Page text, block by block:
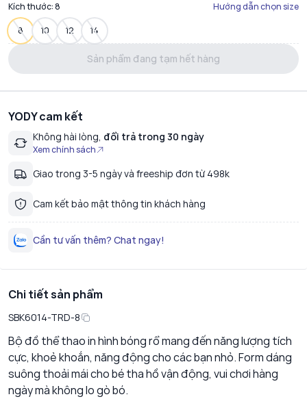
Kích thước:8 Hướng dẫn chọn size
8 10 12 14
Sản phẩm đang tạm hết hàng
YODY cam kết
Không hài lòng, đổi trả trong 30 ngày
Xem chính sách
Giao trong 3-5 ngày và freeship đơn từ 498k
Cam kết bảo mật thông tin khách hàng
Cần tư vấn thêm? Chat ngay!
Chi tiết sản phẩm
SBK6014-TRD-8
Bộ đồ thể thao in hình bóng rổ mang đến năng lượng tích
cực, khoẻ khoắn, năng động cho các bạn nhỏ. Form dáng
suông thoải mái cho bé tha hồ vận động, vui chơi hàng
ngày mà không lo gò bó.